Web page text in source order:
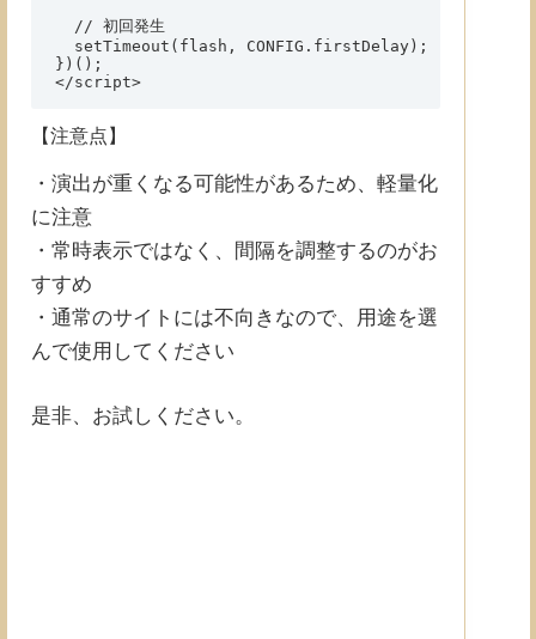
  // 初回発生
  setTimeout(flash, CONFIG.firstDelay);
})();
【注意点】
・演出が重くなる可能性があるため、軽量化
に注意
・常時表示ではなく、間隔を調整するのがお
すすめ
・通常のサイトには不向きなので、用途を選
んで使用してください
是非、お試しください。